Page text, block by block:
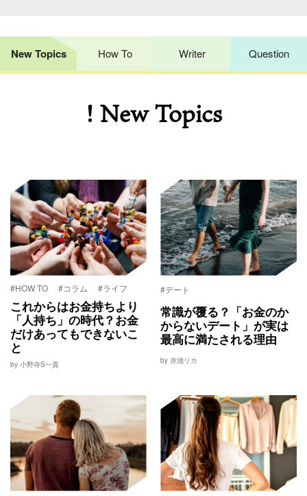
New Topics How To Writer Question
! New Topics
#HOW TO #コラム #ライフ
これからはお金持ちより
「人持ち」の時代？お金
だけあってもできないこ
と
by 小野寺S一貴
#デート
常識が覆る？「お金のか
からないデート」が実は
最高に満たされる理由
by 赤池リカ